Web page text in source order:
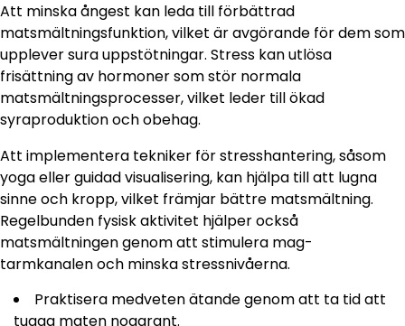
Att minska ångest kan leda till förbättrad
matsmältningsfunktion, vilket är avgörande för dem som
upplever sura uppstötningar. Stress kan utlösa
frisättning av hormoner som stör normala
matsmältningsprocesser, vilket leder till ökad
syraproduktion och obehag.
Att implementera tekniker för stresshantering, såsom
yoga eller guidad visualisering, kan hjälpa till att lugna
sinne och kropp, vilket främjar bättre matsmältning.
Regelbunden fysisk aktivitet hjälper också
matsmältningen genom att stimulera mag-
tarmkanalen och minska stressnivåerna.
Praktisera medveten ätande genom att ta tid att
tugga maten noggrant.